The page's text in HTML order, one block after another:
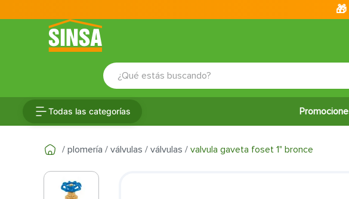
¿Qué estás buscando?
Todas las categorías
plomería válvulas válvulas valvula gaveta foset 1" bronce